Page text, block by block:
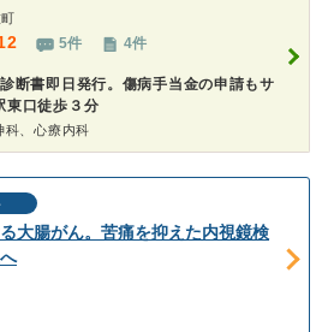
5件 4件
断書即日発行。傷病手当金の申請もサ
東口徒歩３分
科、心療内科
大腸がん。苦痛を抑えた内視鏡検